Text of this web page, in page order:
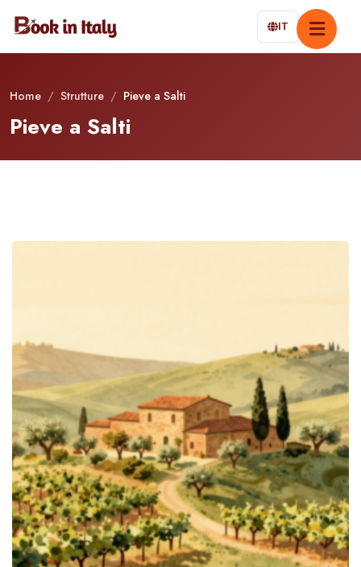
IT
Home / Strutture / Pieve a Salti
Pieve a Salti